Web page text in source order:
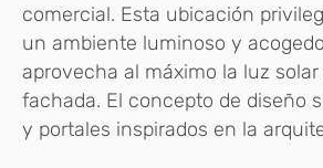
comercial. Esta ubicación
un ambiente luminoso y
aprovecha al máximo la luz
fachada. El concepto de diseño
y portales inspirados en la